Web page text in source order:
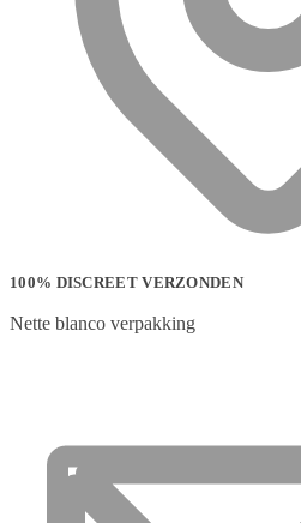
100% DISCREET VERZONDEN
Nette blanco verpakking